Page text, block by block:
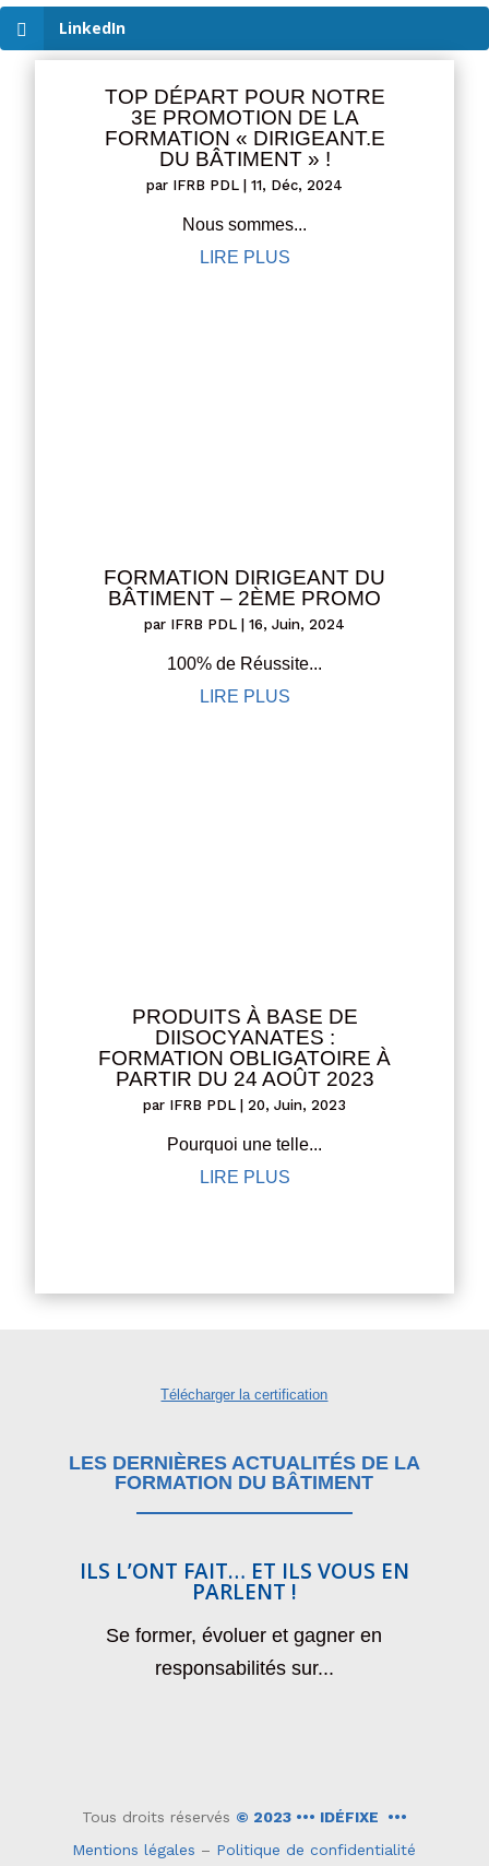
LinkedIn
TOP DÉPART POUR NOTRE
3E PROMOTION DE LA
FORMATION « DIRIGEANT.E
DU BÂTIMENT » !
par IFRB PDL 11, Déc, 2024
Nous sommes...
LIRE PLUS
FORMATION DIRIGEANT DU
BÂTIMENT – 2ÈME PROMO
par IFRB PDL 16, Juin, 2024
100% de Réussite...
LIRE PLUS
PRODUITS À BASE DE
DIISOCYANATES :
FORMATION OBLIGATOIRE À
PARTIR DU 24 AOÛT 2023
par IFRB PDL 20, Juin, 2023
Pourquoi une telle...
LIRE PLUS
Télécharger la certification
LES DERNIÈRES ACTUALITÉS DE LA
FORMATION DU BÂTIMENT
ILS L’ONT FAIT… ET ILS VOUS EN
PARLENT !
Se former, évoluer et gagner en
responsabilités sur...
Tous droits réservés © 2023 ••• IDÉFIXE •••
Mentions légales – Politique de confidentialité